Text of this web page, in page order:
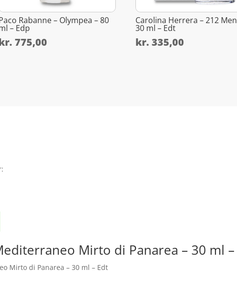
Rabanne – Olympea – 80
– Edp
775,00
Carolina Herrera – 212
30 ml – Edt
kr. 335,00
Mirto di Panarea – 30 ml
Mirto di Panarea – 30 ml – Edt